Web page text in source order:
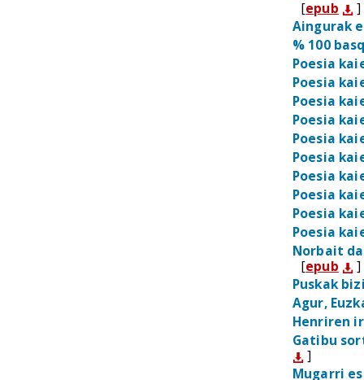
[epub
]
Aingurak
% 100
Poesia
Poesia
Poesia
Poesia
Poesia
Poesia
Poesia
Poesia
Poesia
Poesia
Norbait
[epub
]
Puskak
Agur,
Henriren
Gatibu
]
Mugarri